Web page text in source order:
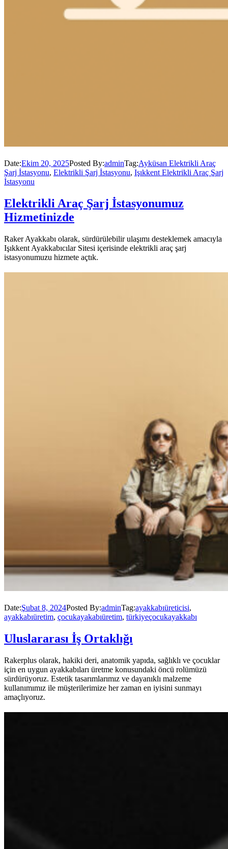
Date:Ekim 20, 2025Posted By:adminTag:Ayküsan Elektrikli Araç
Şarj İstasyonu, Elektrikli Şarj İstasyonu, Işıkkent Elektrikli Araç Şarj
İstasyonu
Elektrikli Araç Şarj İstasyonumuz
Hizmetinizde
Raker Ayakkabı olarak, sürdürülebilir ulaşımı desteklemek amacıyla
Işıkkent Ayakkabıcılar Sitesi içerisinde elektrikli araç şarj
istasyonumuzu hizmete açtık.
Date:Şubat 8, 2024Posted By:adminTag:ayakkabıüreticisi,
ayakkabıüretim, çocukayakabıüretim, türkiyeçocukayakkabı
Uluslararası İş Ortaklığı
Rakerplus olarak, hakiki deri, anatomik yapıda, sağlıklı ve çocuklar
için en uygun ayakkabıları üretme konusundaki öncü rolümüzü
sürdürüyoruz. Estetik tasarımlarımız ve dayanıklı malzeme
kullanımımız ile müşterilerimize her zaman en iyisini sunmayı
amaçlıyoruz.